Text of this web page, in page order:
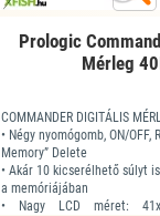
Prologic
Mérleg
COMMANDER DIGITÁLIS
• Négy nyomógomb, ON/OFF,
Memory” Delete
• Akár 10 kicserélhető súlyt
a memóriájában
• Nagy LCD méret: